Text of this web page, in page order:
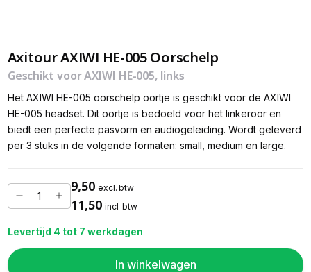
Axitour AXIWI HE-005 Oorschelp
Geschikt voor AXIWI HE-005, links
Het AXIWI HE-005 oorschelp oortje is geschikt voor de AXIWI
HE-005 headset. Dit oortje is bedoeld voor het linkeroor en
biedt een perfecte pasvorm en audiogeleiding. Wordt geleverd
per 3 stuks in de volgende formaten: small, medium en large.
9,50 excl. btw
11,50 incl. btw
Levertijd 4 tot 7 werkdagen
In winkelwagen